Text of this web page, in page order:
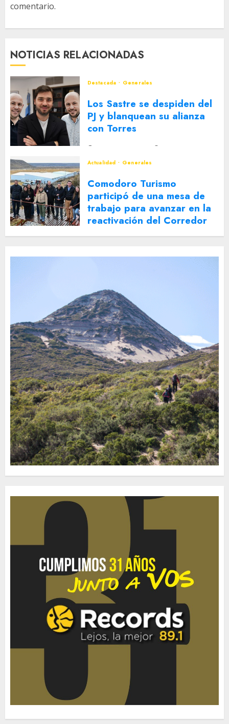
comentario.
NOTICIAS RELACIONADAS
Destacada Generales
Los Sastre se despiden del
PJ y blanquean su alianza
con Torres
Actualidad
Generales
Comodoro Turismo
participó de una mesa de
trabajo para avanzar en la
reactivación del Corredor
Turístico Integrado